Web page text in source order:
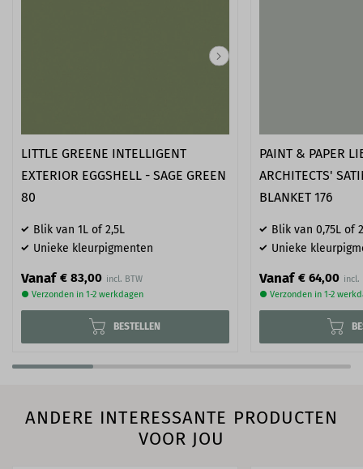
LITTLE GREENE INTELLIGENT
EXTERIOR EGGSHELL - SAGE GREEN
80
Blik van 1L of 2,5L
Unieke kleurpigmenten
Vanaf € 83,00
● Verzonden in 1-2 werkdagen
BESTELLEN
PAINT & PAPER
ARCHITECTS'
BLANKET 176
Blik van 0,75L of
Unieke
Vanaf € 64,00
● Verzonden in 1-2
ANDERE INTERESSANTE PRODUCTEN
VOOR JOU